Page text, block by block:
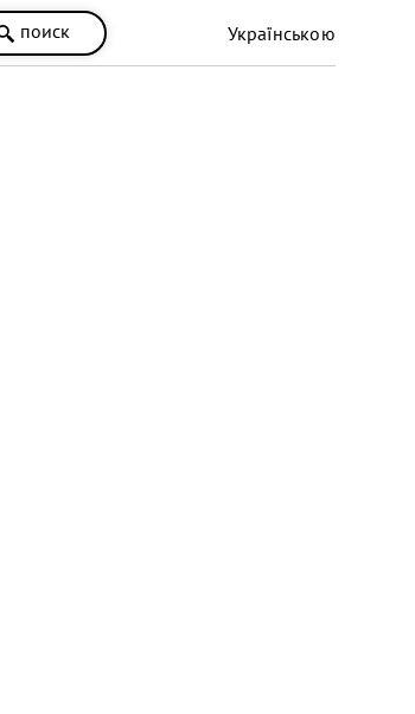
поиск Українською